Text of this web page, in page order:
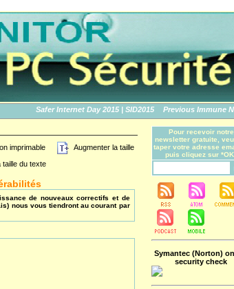
Safer Internet Day 2015 | SID2015 Previous Immune No
imprimable
Augmenter la taille
taille du texte
de nouveaux correctifs et de
nous vous tiendront au courant par
Pour recevoir notre
newsletter gratuite,
taper votre adresse
puis cliquez sur
Symantec (Norton)
security check